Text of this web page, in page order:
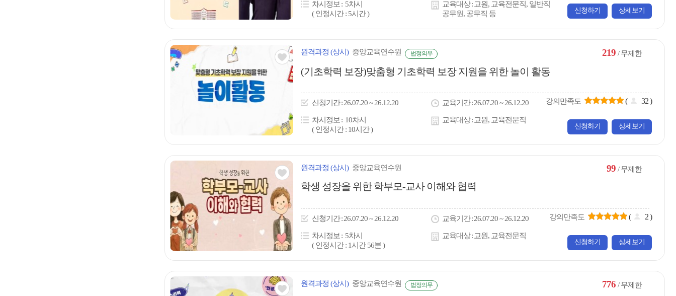
차시정보
5차시
( 인정시간 : 5시간 )
교육대상 교원, 교육전문직, 일반직
공무원, 공무직 등
신청하기 상세보기
원격과정 (상시) 중앙교육연수원 법정의무
관심
콘
(기초학력 보장)맞춤형 기초학력 보장 지원을 위한 놀이 활동
신청기간 26.07.20 ~ 26.12.20 교육기간 26.07.20 ~ 26.12.20
차시정보
10차시
( 인정시간 : 10시간 )
교육대상 교원, 교육전문직
강의만족도 ( 32)
219 / 무제한
신청하기 상세보기
원격과정 (상시) 중앙교육연수원
관심
아
이
콘
학생 성장을 위한 학부모-교사 이해와 협력
신청기간 26.07.20 ~ 26.12.20 교육기간 26.07.20 ~ 26.12.20
차시정보
5차시
( 인정시간 : 1시간 56분 )
교육대상 교원, 교육전문직
강의만족도 ( 2)
99 / 무제한
신청하기 상세보기
원격과정 (상시) 중앙교육연수원 법정의무
관심
776 / 무제한